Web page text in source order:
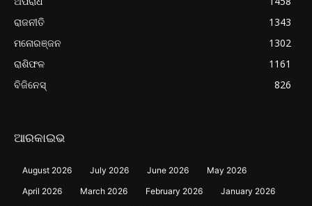
ରାଜନୀତି
1343
ମନୋରଞ୍ଜନ
1302
ରାଶିଫଳ
1161
ବିଜିନେସ୍
826
ଆରକାଇଭ
August 2026 July 2026 June 2026
May 2026
April 2026
March 2026 February 2026
January 2026